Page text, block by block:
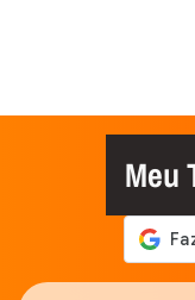
Meu